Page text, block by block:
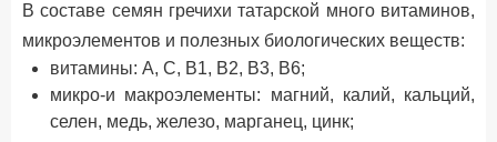
В составе семян гречихи татарской много витаминов,
микроэлементов и полезных биологических веществ:
витамины: А, C, В1, В2, В3, В6;
микро-и макроэлементы: магний, калий, кальций,
селен, медь, железо, марганец, цинк;